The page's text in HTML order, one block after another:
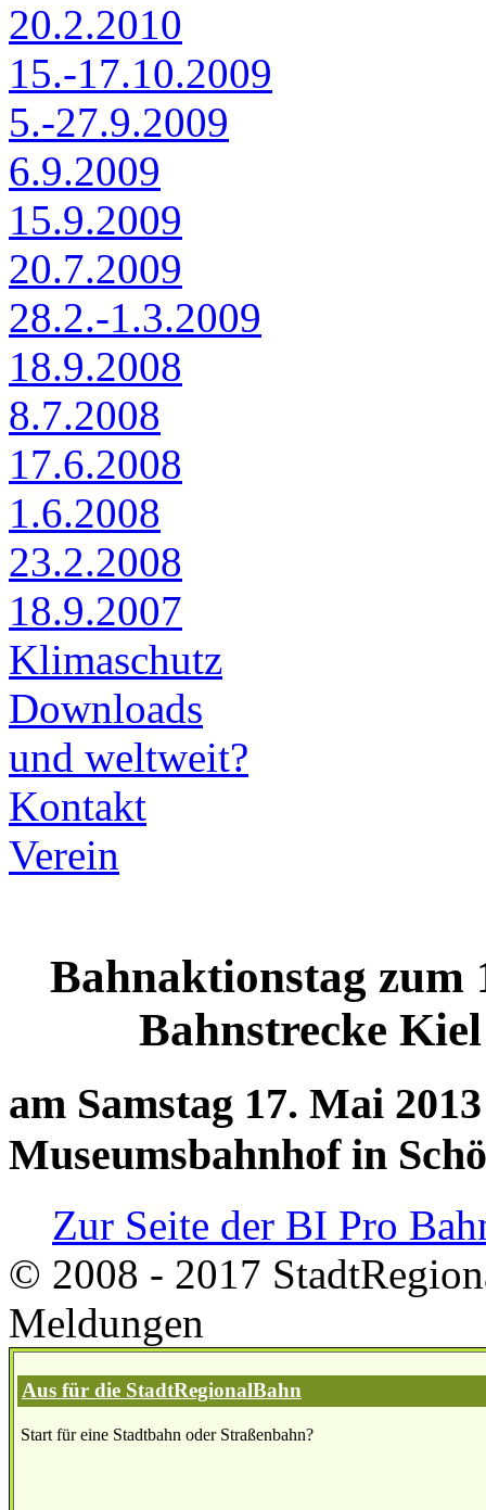
20.2.2010
15.-17.10.2009
5.-27.9.2009
6.9.2009
15.9.2009
20.7.2009
28.2.-1.3.2009
18.9.2008
8.7.2008
17.6.2008
1.6.2008
23.2.2008
18.9.2007
Klimaschutz
Downloads
und weltweit?
Kontakt
Verein
Bahnaktionstag
Bahnstrecke
am Samstag 17. Mai
Museumsbahnhof in
Zur Seite der BI Pro
© 2008 - 2017
Meldungen
Aus für die StadtRegionalBahn
Start für eine Stadtbahn oder Straßenbahn?